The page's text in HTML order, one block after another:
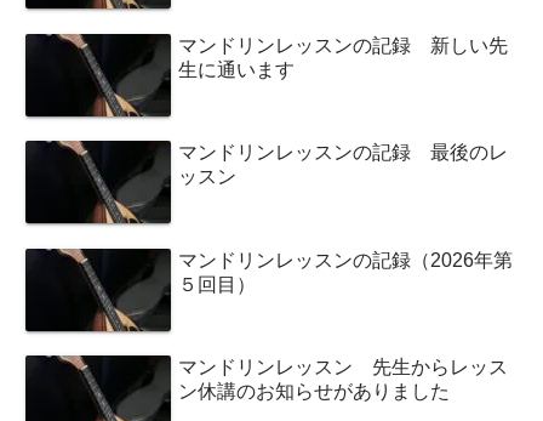
マンドリンレッスンの記録 新しい先
生に通います
マンドリンレッスンの記録 最後のレ
ッスン
マンドリンレッスンの記録（2026年第
５回目）
マンドリンレッスン 先生からレッス
ン休講のお知らせがありました